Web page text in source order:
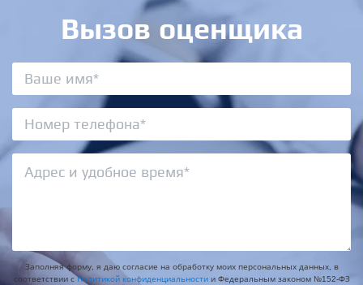
Вызов оценщика
Заполняя форму, я даю согласие на обработку моих персональных данных, в
соответствии сПолитикой конфиденциальностии Федеральным законом №152-ФЗ